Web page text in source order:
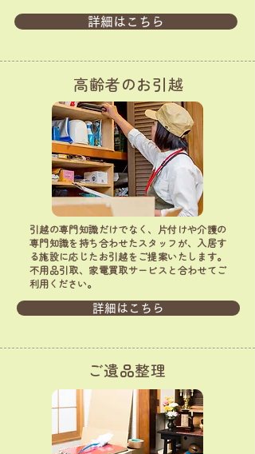
詳細はこちら
高齢者のお引越
引越の専門知識だけでなく、片付けや介護の
専門知識を持ち合わせたスタッフが、入居す
る施設に応じたお引越をご提案いたします。
不用品引取、家電買取サービスと合わせてご
利用ください。
詳細はこちら
ご遺品整理